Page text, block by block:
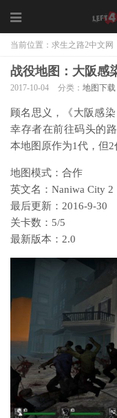
当前位置： 求生之路2中文网
战役地图：大阪感
2017-10-04 分类： 地图下载
顾名思义，《大阪感
幸存者在前往码头的
本地图原作为1代，但2
地图模式：合作
英文名：Naniwa City 2
最后更新：2016-9-30
关卡数：5/5
最新版本：2.0